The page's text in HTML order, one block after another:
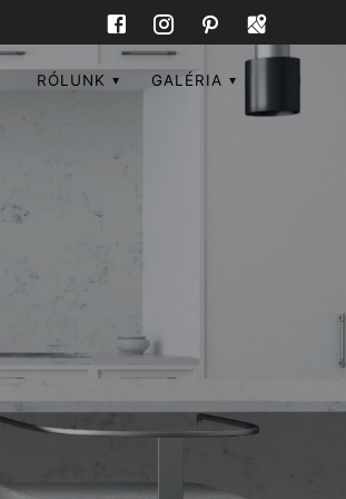
RÓLUNK GALÉRIA